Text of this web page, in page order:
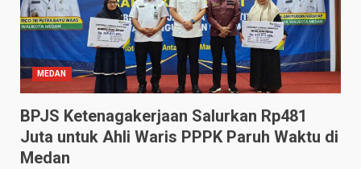
MEDAN
BPJS Ketenagakerjaan Salurkan Rp481
Juta untuk Ahli Waris PPPK Paruh Waktu di
Medan